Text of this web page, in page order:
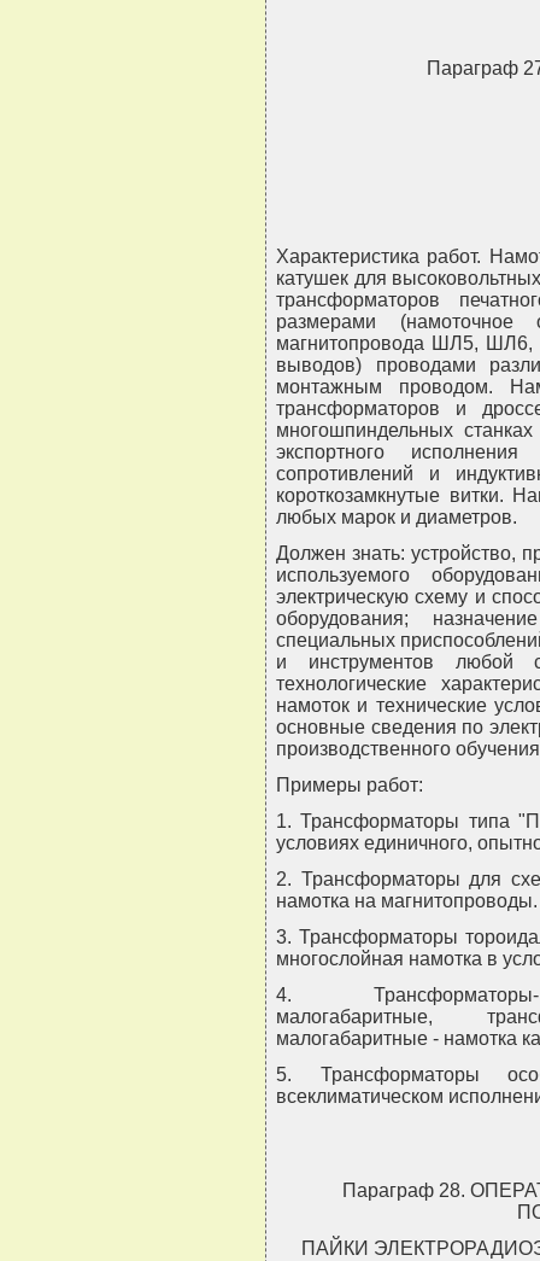
Параграф
Характеристика работ.
катушек для
трансформаторов
размерами
магнитопровода ШЛ5, ШЛ6,
выводов) проводами
монтажным проводом.
трансформаторов и
многошпиндельных
экспортного
сопротивлений и
короткозамкнутые витки.
любых марок и диаметров.
Должен знать: устройство,
используемого
электрическую схему и
оборудования;
специальных
и инструментов любой
технологические
намоток и технические
основные сведения по
производственного
Примеры работ:
1. Трансформаторы типа
условиях единичного,
2. Трансформаторы для
намотка на магнитопроводы.
3. Трансформаторы
многослойная намотка в
4. Трансформаторы-
малогабаритные,
малогабаритные - намотка
5. Трансформаторы
всеклиматическом
Параграф 28.
ПАЙКИ